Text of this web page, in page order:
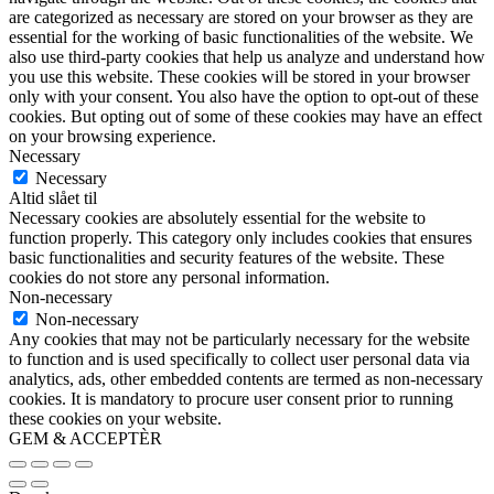
are categorized as necessary are stored on your browser as they are
essential for the working of basic functionalities of the website. We
also use third-party cookies that help us analyze and understand how
you use this website. These cookies will be stored in your browser
only with your consent. You also have the option to opt-out of these
cookies. But opting out of some of these cookies may have an effect
on your browsing experience.
Necessary
Necessary
Altid slået til
Necessary cookies are absolutely essential for the website to
function properly. This category only includes cookies that ensures
basic functionalities and security features of the website. These
cookies do not store any personal information.
Non-necessary
Non-necessary
Any cookies that may not be particularly necessary for the website
to function and is used specifically to collect user personal data via
analytics, ads, other embedded contents are termed as non-necessary
cookies. It is mandatory to procure user consent prior to running
these cookies on your website.
GEM & ACCEPTÈR